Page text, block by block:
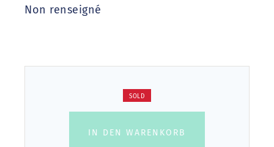
Non renseigné
SOLD
IN DEN WARENKORB